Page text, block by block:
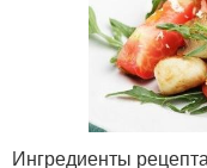
Ингредиенты